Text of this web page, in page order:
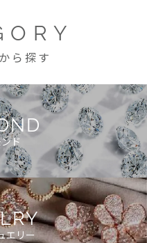
ら探す
ド
エリー